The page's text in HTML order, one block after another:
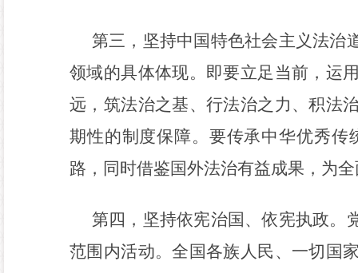
第三，坚持中国特色社会主义法治
领域的具体体现。即要立足当前，运
远，筑法治之基、行法治之力、积法
期性的制度保障。要传承中华优秀
路，同时借鉴国外法治有益成果，为
第四，坚持依宪治国、依宪执政。
范围内活动。全国各族人民、一切国